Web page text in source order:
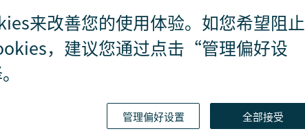
来，叙利亚局势急转直下。在短短
松拿下首都大马士革，结束了阿萨
益，各方博弈将给叙利亚乃至更广泛
耳其和以色列则将成为受益者。
在的战略和安全威胁。
来改善您的使用体验。如您希望阻止
，建议您通过点击“管理偏好设
管理偏好设置 全部接受